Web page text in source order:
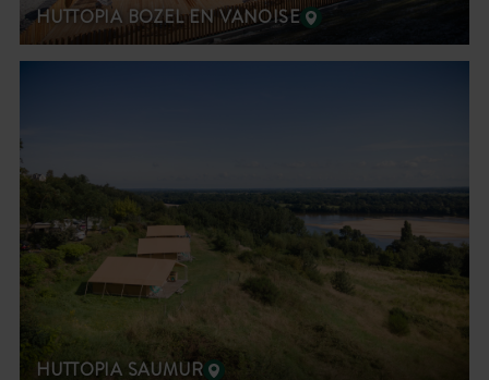
HUTTOPIA BOZEL EN VANOISE
HUTTOPIA SAUMUR